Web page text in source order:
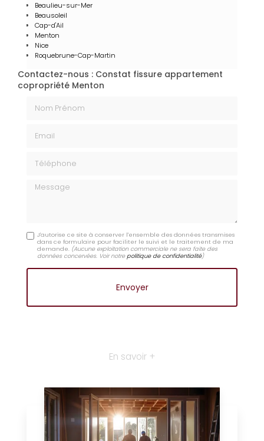
Beaulieu-sur-Mer
Beausoleil
Cap-d'Ail
Menton
Nice
Roquebrune-Cap-Martin
Contactez-nous : Constat fissure appartement
copropriété Menton
Message
J'autorise ce site à conserver l'ensemble des données transmises
dans ce formulaire pour faciliter le suivi et le traitement de ma
demande. (Aucune exploitation commerciale ne sera faite des
données concervées. Voir notrepolitique de confidentialité)
En savoir +